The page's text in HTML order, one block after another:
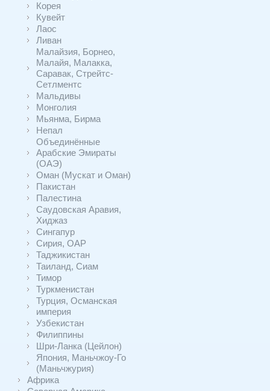
Корея
Кувейт
Лаос
Ливан
Малайзия, Борнео,
Малайя, Малакка,
Саравак, Стрейтс-
Сетлментс
Мальдивы
Монголия
Мьянма, Бирма
Непал
Объединённые
Арабские Эмираты
(ОАЭ)
Оман (Мускат и Оман)
Пакистан
Палестина
Саудовская Аравия,
Хиджаз
Сингапур
Сирия, ОАР
Таджикистан
Таиланд, Сиам
Тимор
Туркменистан
Турция, Османская
империя
Узбекистан
Филиппины
Шри-Ланка (Цейлон)
Япония, Маньчжоу-Го
(Маньчжурия)
Африка